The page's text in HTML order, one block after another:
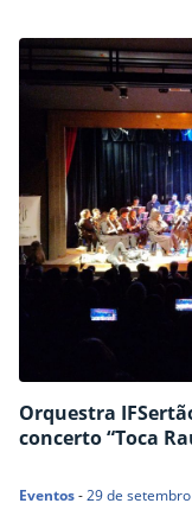
com concessão de
matriculados na
servidores do…
Orquestra
concerto “Toca
Eventos-29 de